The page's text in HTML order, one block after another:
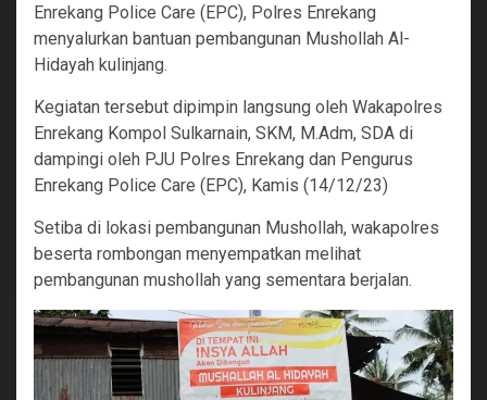
Enrekang Police Care (EPC), Polres Enrekang
menyalurkan bantuan pembangunan Mushollah Al-
Hidayah kulinjang.
Kegiatan tersebut dipimpin langsung oleh Wakapolres
Enrekang Kompol Sulkarnain, SKM, M.Adm, SDA di
dampingi oleh PJU Polres Enrekang dan Pengurus
Enrekang Police Care (EPC), Kamis (14/12/23)
Setiba di lokasi pembangunan Mushollah, wakapolres
beserta rombongan menyempatkan melihat
pembangunan mushollah yang sementara berjalan.